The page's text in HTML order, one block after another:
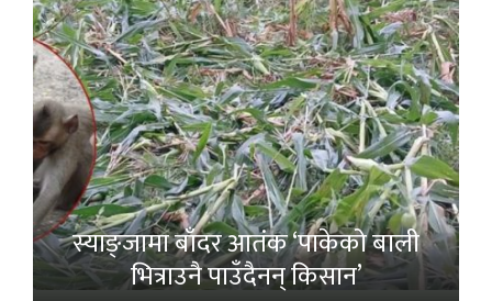
स्याङ्जामा बाँदर आतंक ‘पाकेको बाली
भित्राउनै पाउँदैनन् किसान’